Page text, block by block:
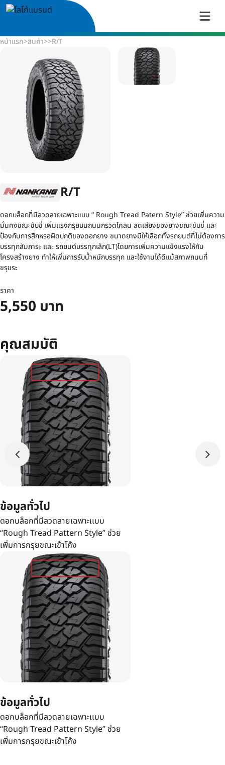
หน้าแรก>สินค้า>>R/T
R/T
ดอกบล็อกที่มีลวดลายเฉพาะแบบ “ Rough Tread Patern Style” ช่วยเพิ่มความ
มั่นคงขณะขับขี่ เพิ่มแรงกรุยบนถนนกรวดโคลน ลดเสียงของยางขณะขับขี่ และ
ป้องกันการสึกหรอผิดปกติของดอกยาง ขนาดยางมีให้เลือกทั้งรถยนต์ที่ไม่ต้องการ
บรรทุกสัมภาระ และ รถยนต์บรรทุกเล็ก(LT)โดยการเพิ่มความแข็งแรงให้กับ
โครงสร้างยาง ทําให้เพิ่มการรับน้ำหนักบรรทุก และใช้งานได้ดีแม้สภาพถนนที่
ขรุขระ
ราคา
5,550 บาท
คุณสมบัติ
ข้อมูลทั่วไป
ดอกบล็อกที่มีลวดลายเฉพาะเเบบ
“Rough Tread Pattern Style” ช่วย
เพิ่มการกรุยขณะเข้าโค้ง
ข้อมูลทั่วไป
ดอกบล็อกที่มีลวดลายเฉพาะเเบบ
“Rough Tread Pattern Style” ช่วย
เพิ่มการกรุยขณะเข้าโค้ง